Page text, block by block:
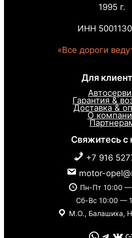
1995 г.
ИНН
«Все дороги
Для
Гарантия &
Доставка &
О
Свяжитесь с
+7 916
motor-
Пн-Пт 10:00 —
Сб-Вс 10:00 —
М.О., Балашиха,